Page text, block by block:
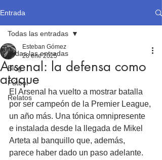
Entrada
Todas las entradas
Blog
Fútbol
Relatos
Todas las entradas
Arsenal: la defensa como
ataque
Esteban Gómez
28 ene 2025
El Arsenal ha vuelto a mostrar batalla
por ser campeón de la Premier League,
un año más. Una tónica omnipresente
e instalada desde la llegada de Mikel
Arteta al banquillo que, además,
parece haber dado un paso adelante.